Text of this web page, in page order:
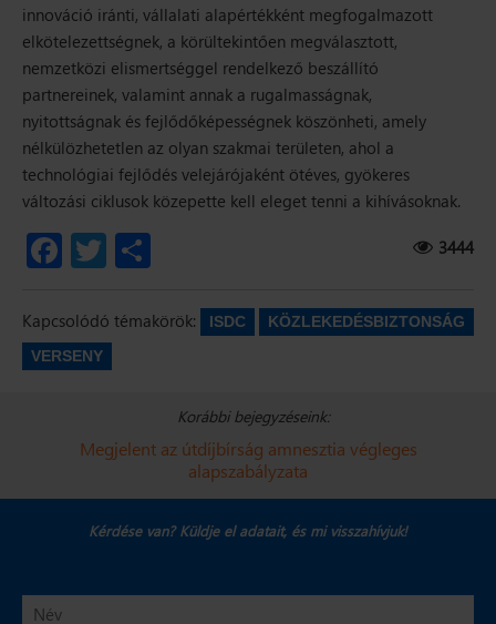
innováció iránti, vállalati alapértékként megfogalmazott
elkötelezettségnek, a körültekintően megválasztott,
nemzetközi elismertséggel rendelkező beszállító
partnereinek, valamint annak a rugalmasságnak,
nyitottságnak és fejlődőképességnek köszönheti, amely
nélkülözhetetlen az olyan szakmai területen, ahol a
technológiai fejlődés velejárójaként ötéves, gyökeres
változási ciklusok közepette kell eleget tenni a kihívásoknak.
FacebookTwitter 3444
Kapcsolódó témakörök: ISDC
KÖZLEKEDÉSBIZTONSÁG
VERSENY
Korábbi bejegyzéseink:
Megjelent az útdíjbírság amnesztia végleges
alapszabályzata
Kérdése van? Küldje el adatait, és mi visszahívjuk!